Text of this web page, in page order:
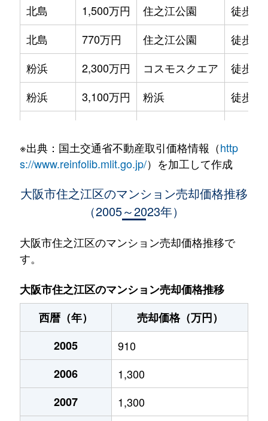
北島
1,500万円 住之江公園
徒歩14
北島
770万円 住之江公園
徒歩15
粉浜
2,300万円 コスモスクエア
徒歩2
粉浜
3,100万円 粉浜
徒歩6
粉浜
2,400万円 住吉大社
徒歩3
650万円 住吉大社
粉浜西
480万円 住吉大社
徒歩9
粉浜西
粉浜西
500万円 住吉大社
粉浜西
2,900万円 玉出
新北島
3,400万円
新北島
1,300万円 住之江公園
徒歩11
新北島
1,500万円 平林(大阪)
徒歩7
※出典：国土交通省不動産取引価格情報（http
s://www.reinfolib.mlit.go.jp/）を加工して作成
大阪市住之江区のマンション売却価格推移
（2005～2023年）
大阪市住之江区のマンション売却価格推移で
す。
大阪市住之江区のマンション売却価格推移
西暦（年）
売却価格（万円）
2005
910
2006
1,300
2007
1,300